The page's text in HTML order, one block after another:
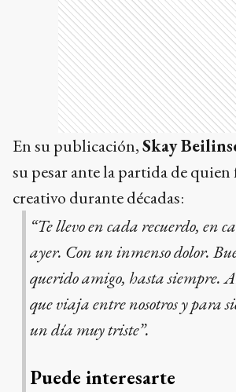
En su publicación,Skay
su pesar ante la partida de quien
creativo durante décadas:
“Te llevo en cada recuerdo, en
ayer. Con un inmenso dolor.
querido amigo, hasta siempre.
que viaja entre nosotros y para
un día muy triste”.
Puede interesarte